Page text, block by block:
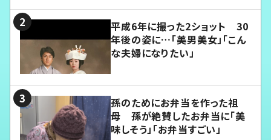
平成6年に撮った2ショット 30
年後の姿に…「美男美女」「こん
な夫婦になりたい」
孫のためにお弁当を作った祖
母 孫が絶賛したお弁当に「美
味しそう」「お弁当すごい」